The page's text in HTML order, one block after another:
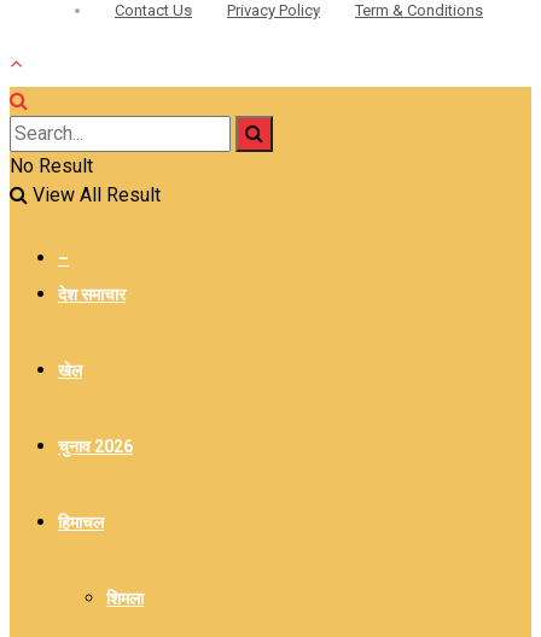
Contact Us Privacy Policy Term & Conditions
No Result
View All Result
–
देश समाचार
खेल
चुनाव 2026
हिमाचल
शिमला